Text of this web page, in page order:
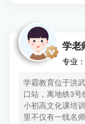
学老
专业：
学霸教育位于洪
口站，离地铁3
小初高文化课培
里不仅有一线名